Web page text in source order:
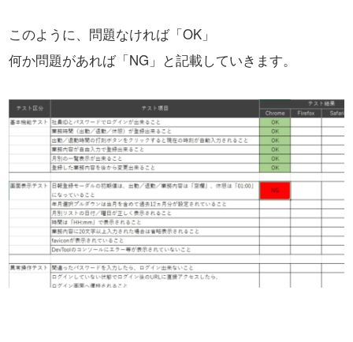
このように、問題なければ「OK」
何か問題があれば「NG」と記載していきます。